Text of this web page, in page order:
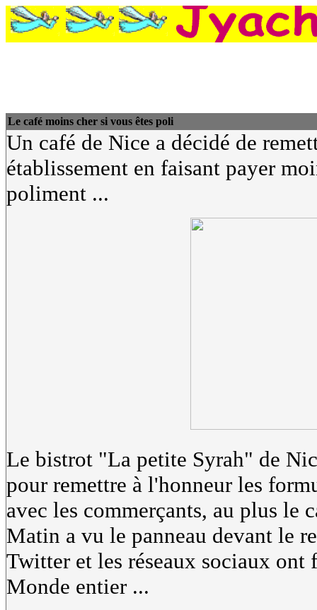
Le café moins cher si vous êtes poli
Un café de Nice a décidé de
établissement en faisant payer
poliment ...
Le bistrot "La petite Syrah" de
pour remettre à l'honneur les
avec les commerçants, au plus le
Matin a vu le panneau devant le
Twitter et les réseaux sociaux
Monde entier ...